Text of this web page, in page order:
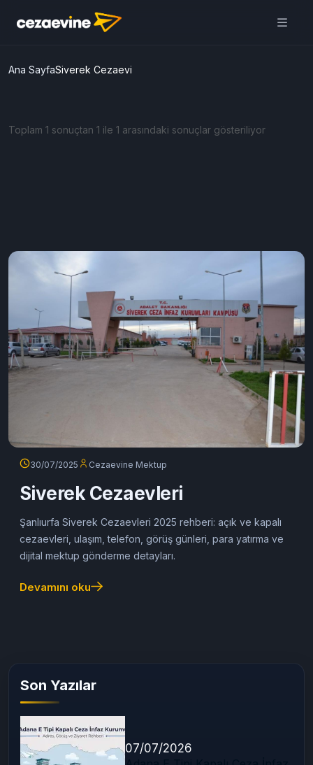
Ana SayfaSiverek Cezaevi
Toplam 1 sonuçtan 1 ile 1 arasındaki sonuçlar gösteriliyor
30/07/2025 Cezaevine Mektup
Siverek Cezaevleri
Şanlıurfa Siverek Cezaevleri 2025 rehberi: açık ve kapalı
cezaevleri, ulaşım, telefon, görüş günleri, para yatırma ve
dijital mektup gönderme detayları.
Devamını oku
Son Yazılar
07/07/2026